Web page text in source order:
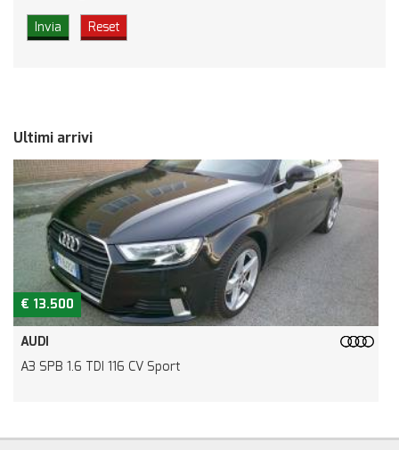
Ultimi arrivi
€ 10.500
JEEP
Renegade 1.6 Mjt 120 CV Limited